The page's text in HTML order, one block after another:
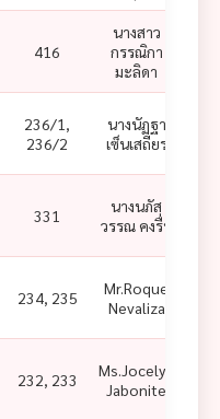
416
นางสาว
กรรณิกา
มะลิดา
236/1,
236/2
นางนัฏฐา
เซ็นเสถียร
331
นางนภัส
วรรณ คงรื่น
234, 235
Mr.Roque
Nevaliza
232, 233
Ms.Jocelyn
Jabonite